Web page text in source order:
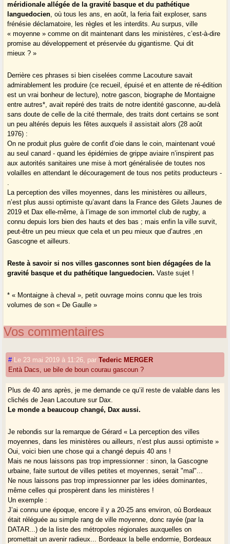
méridionale allégée de la gravité basque et du pathétique
languedocien, où tous les ans, en août, la feria fait exploser, sans
frénésie déclamatoire, les règles et les interdits. Au surpus, ville
« moyenne » comme on dit maintenant dans les ministères, c’est-à-dire
promise au développement et préservée du gigantisme. Qui dit
mieux ? »
Derrière ces phrases si bien ciselées comme Lacouture savait
admirablement les produire (ce recueil, épuisé et en attente de ré-édition
est un vrai bonheur de lecture), notre gascon, biographe de Montaigne
entre autres*, avait repéré des traits de notre identité gasconne, au-delà
sans doute de celle de la cité thermale, des traits dont certains se sont
un peu altérés depuis les fêtes auxquels il assistait alors (28 août
1976) :
On ne produit plus guère de confit d’oie dans le coin, maintenant voué
au seul canard - quand les épidémies de grippe aviaire n’inspirent pas
aux autorités sanitaires une mise à mort généralisée de toutes nos
volailles en attendant le découragement de tous nos petits producteurs -
.
La perception des villes moyennes, dans les ministères ou ailleurs,
n’est plus aussi optimiste qu’avant dans la France des Gilets Jaunes de
2019 et Dax elle-même, à l’image de son immortel club de rugby, a
connu depuis lors bien des hauts et des bas ; mais enfin la ville survit,
peut-être un peu mieux que cela et un peu mieux que d’autres ,en
Gascogne et ailleurs.
Reste à savoir si nos villes gasconnes sont bien dégagées de la
gravité basque et du pathétique languedocien. Vaste sujet !
* « Montaigne à cheval », petit ouvrage moins connu que les trois
volumes de son « De Gaulle »
Vos commentaires
# Le 23 mai 2019 à 11:26 parTederic MERGER
Entà Dacs, ue bile de boun courau gascoun ?
Plus de 40 ans après, je me demande ce qu’il reste de valable dans les
clichés de Jean Lacouture sur Dax.
Le monde a beaucoup changé, Dax aussi.
Je rebondis sur la remarque de Gérard « La perception des villes
moyennes, dans les ministères ou ailleurs, n’est plus aussi optimiste »
Oui, voici bien une chose qui a changé depuis 40 ans !
Mais ne nous laissons pas trop impressionner : sinon, la Gascogne
urbaine, faite surtout de villes petites et moyennes, serait "mal"...
Ne nous laissons pas trop impressionner par les idées dominantes,
même celles qui prospèrent dans les ministères !
Un exemple :
J’ai connu une époque, encore il y a 20-25 ans environ, où Bordeaux
était réléguée au simple rang de ville moyenne, donc rayée (par la
DATAR...) de la liste des métropoles régionales auxquelles on
promettait un avenir radieux... Bordeaux la belle endormie, Bordeaux